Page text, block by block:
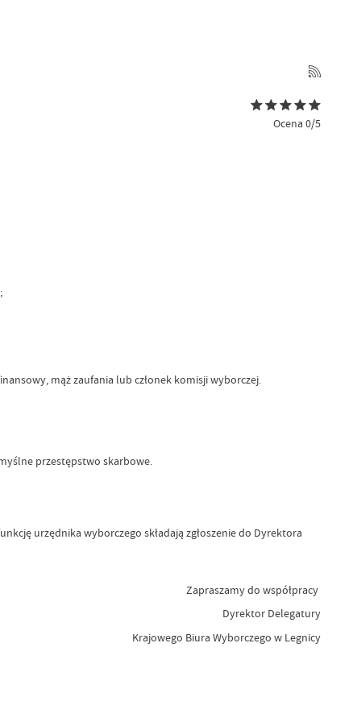
Ocena 0/5
mąż zaufania lub członek komisji wyborczej.
przestępstwo skarbowe.
urzędnika wyborczego składają zgłoszenie do Dyrektora
Zapraszamy do współpracy
Dyrektor Delegatury
Krajowego Biura Wyborczego w Legnicy